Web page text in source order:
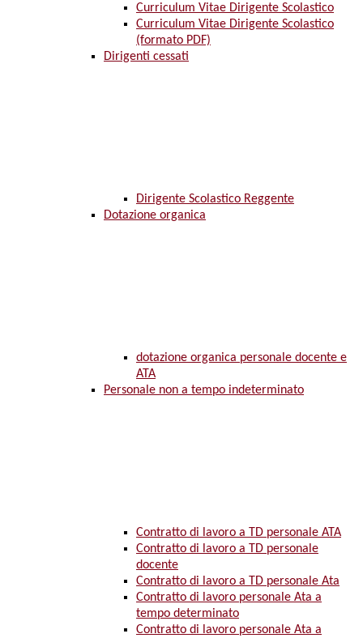
Curriculum Vitae Dirigente Scolastico
Curriculum Vitae Dirigente Scolastico
(formato PDF)
Dirigenti cessati
Dirigente Scolastico Reggente
Dotazione organica
dotazione organica personale docente e
ATA
Personale non a tempo indeterminato
Contratto di lavoro a TD personale ATA
Contratto di lavoro a TD personale
docente
Contratto di lavoro a TD personale Ata
Contratto di lavoro personale Ata a
tempo determinato
Contratto di lavoro personale Ata a